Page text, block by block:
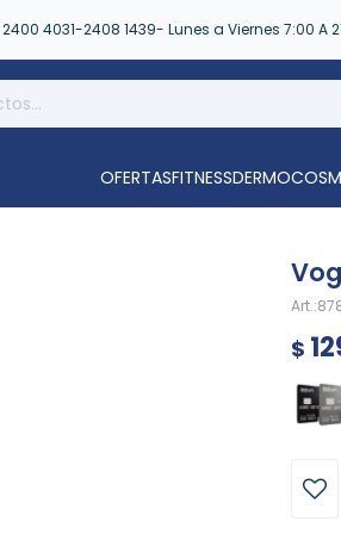
2400 4031-2408 1439- Lunes a Viernes 7:00 A
OFERTASFITNESS
$